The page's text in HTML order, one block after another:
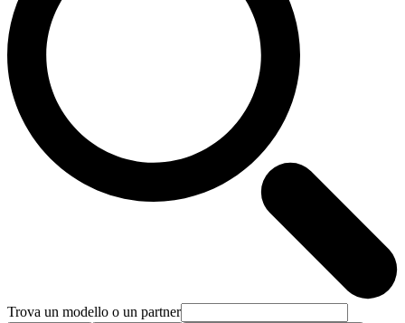
Trova un modello o un partner